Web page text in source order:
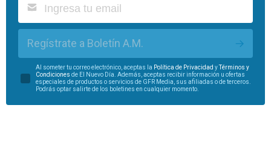
Regístrate a Boletín A.M.
Al someter tu correo electrónico, aceptas la Política de Privacidad yTérminos y
Condiciones de El Nuevo Día. Además, aceptas recibir información u ofertas
especiales de productos o servicios de GFR Media, sus afiliadas o de terceros.
Podrás optar salirte de los boletines en cualquier momento.